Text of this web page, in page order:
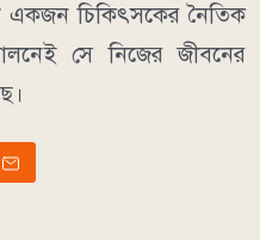
চিকিৎসকের নৈতিক
সে নিজের জীবনের